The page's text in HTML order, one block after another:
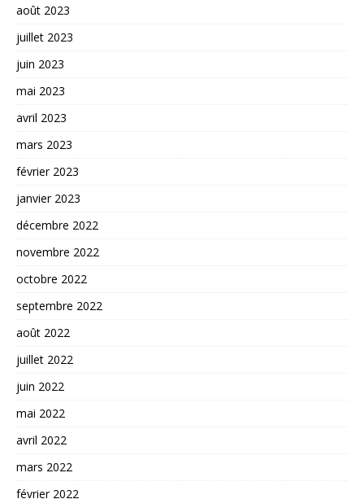
août 2023
juillet 2023
juin 2023
mai 2023
avril 2023
mars 2023
février 2023
janvier 2023
décembre 2022
novembre 2022
octobre 2022
septembre 2022
août 2022
juillet 2022
juin 2022
mai 2022
avril 2022
mars 2022
février 2022